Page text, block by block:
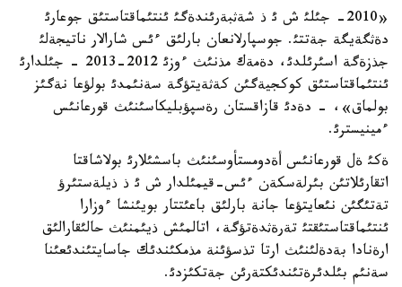
«2010- جئلئ ش ئ ذ شةثبةرئندةگئ ئنتئماقتاستئق جوعارئ
دةثگةيگة جةتتئ. جوسپارلانعان بارلئق ءئس شارالار ناتيجةلئ
جذزةگة اسئرئلدئ، دةمةك مذنئث ءوزئ 2012-2013 - جئلدارئ
ئنتئماقتاستئق كوكجيةگئن كةثةيتؤگة سةنئمدئ بولؤعا نةگئز
بولماق»، - دةدئ قازاقستان رةسپؤبليكاسئنئث قورعانئس
ءمينيسترئ.
ةكئ ةل قورعانئس أةدومستأوسئنئث باسشئلارئ بولاشاقتا
اتقارئلاتئن بئرلةسكةن ءئس-قيمئلدار ش ئ ذ ذيلةستئرؤ
تةتئگئن نئعايتؤعا جانة بارلئق باعئتتار بويئنشا ءوزارا
ئنتئماقتاستئقتئ تةرةثدةتؤگة، اتالمئش ذيئمنئث حالئقارالئق
ارةنادا بةدةلئنئث ارتا تذسؤئنة مذمكئندئك جاسايتئندئعئنا
سةنئم بئلدئرةتئندئكتةرئن جةتكئزدئ.